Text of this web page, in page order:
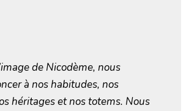
de Nicodème, nous
à nos habitudes, nos
héritages et nos totems. Nous